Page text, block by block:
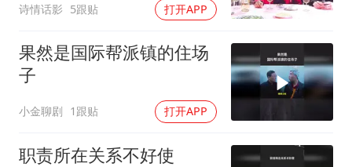
奋进开新局 实干挑大梁
诗情话影 5跟贴 打开APP
果然是国际帮派镇的住场
子
小金聊剧 1跟贴 打开APP
职责所在关系不好使